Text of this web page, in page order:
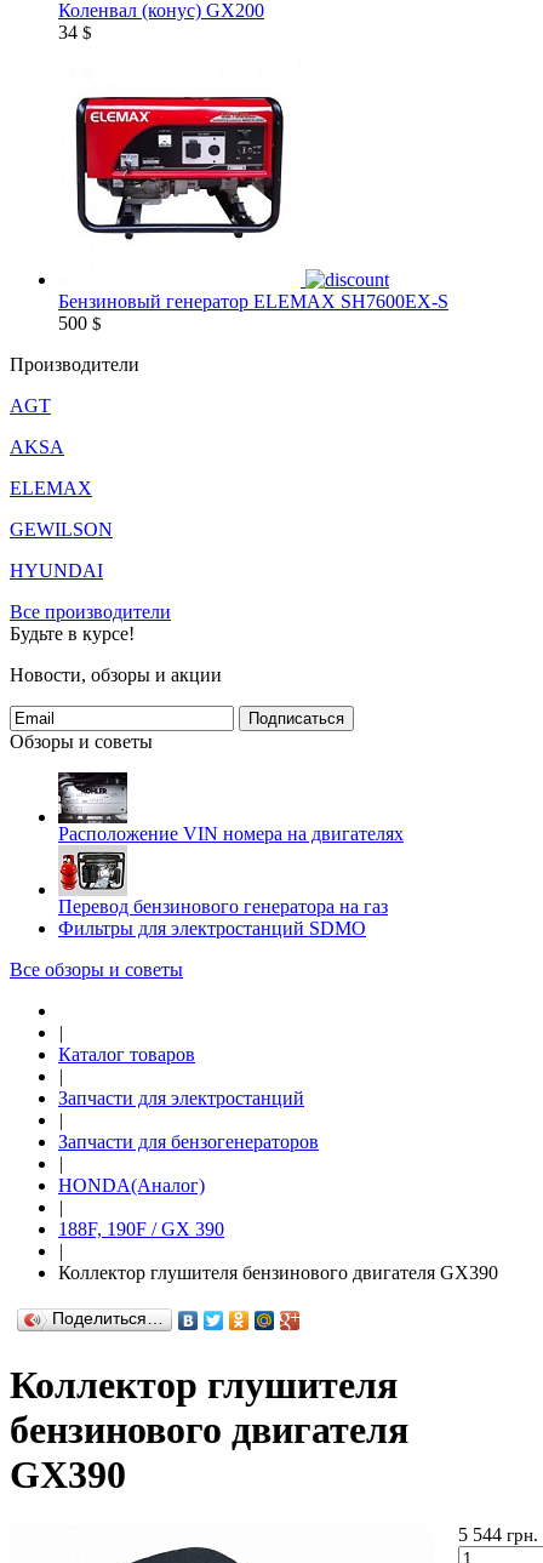
Коленвал (конус) GX200
34 $
Бензиновый генератор ELEMAX SH7600EX-S
500 $
Производители
AGT
AKSA
ELEMAX
GEWILSON
HYUNDAI
Все производители
Будьте в курсе!
Новости, обзоры и акции
Подписаться
Обзоры и советы
Расположение VIN номера на двигателях
Перевод бензинового генератора на газ
Фильтры для электростанций SDMO
Все обзоры и советы
|
Каталог товаров
|
Запчасти для электростанций
|
Запчасти для бензогенераторов
|
HONDA(Aналог)
|
188F, 190F / GX 390
|
Коллектор глушителя бензинового двигателя GX390
Поделиться…
Коллектор глушителя
бензинового двигателя
GX390
5 544 грн.